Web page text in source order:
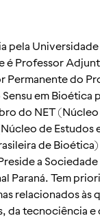
pela Universidade
é Professor
Permanente do
em Bioética
do NET (Núcleo
de Estudos
de
a
Paraná. Tem
relacionados às
da tecnociência e